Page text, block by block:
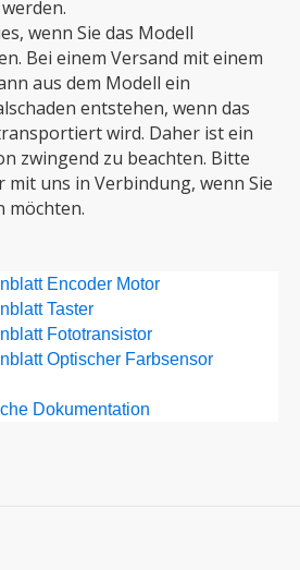
wenn Sie das Modell
Bei einem Versand mit einem
aus dem Modell ein
entstehen, wenn das
wird. Daher ist ein
zwingend zu beachten. Bitte
mit uns in Verbindung, wenn Sie
möchten.
Encoder Motor
Taster
Fototransistor
Optischer Farbsensor
Dokumentation